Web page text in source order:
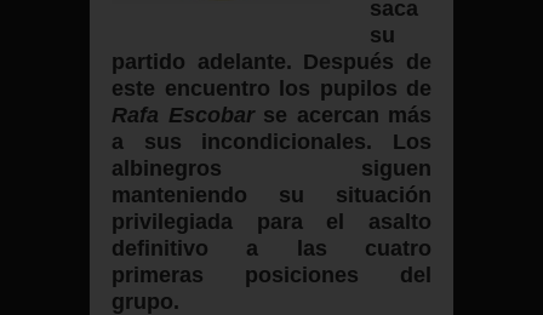
saca
su
partido adelante. Después de
este encuentro los pupilos de
Rafa Escobarse acercan más
a sus incondicionales. Los
albinegros siguen
manteniendo su situación
privilegiada para el asalto
definitivo a las cuatro
primeras posiciones del
grupo.